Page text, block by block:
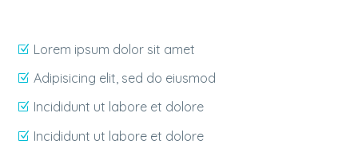
Lorem ipsum dolor sit amet
Adipisicing elit, sed do eiusmod
Incididunt ut labore et dolore
Incididunt ut labore et dolore